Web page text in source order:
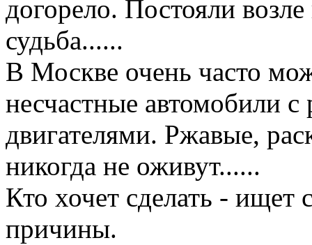
догорело. Постояли
судьба......
В Москве очень часто
несчастные автомобили
двигателями. Ржавые,
никогда не оживут......
Кто хочет сделать - ищет
причины.